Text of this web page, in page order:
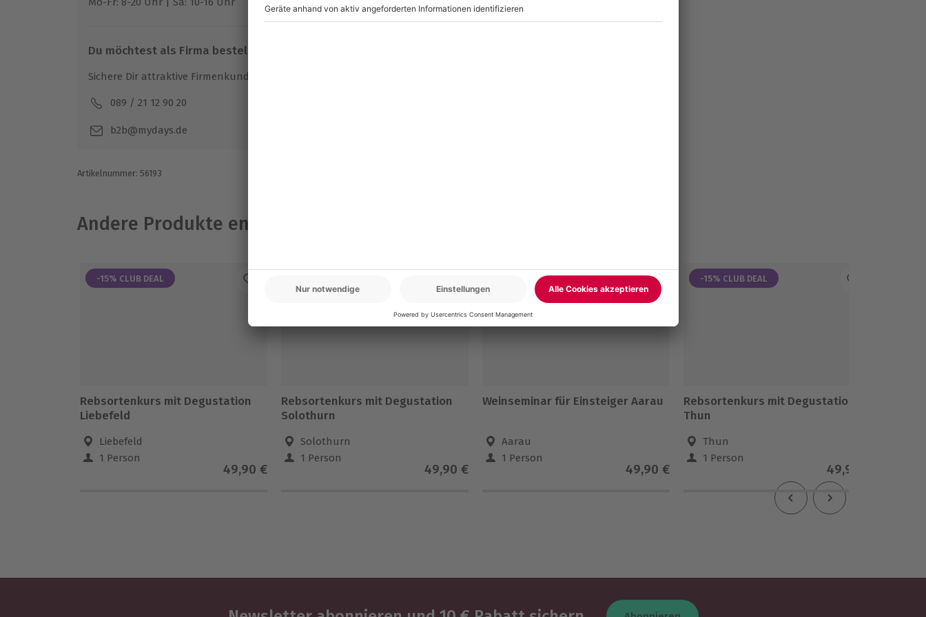
Du möchtest als Firma bestellen?
Sichere Dir attraktive Firmenkunden Vorteile.
089 / 21 12 90 20
b2b@mydays.de
Artikelnummer: 56193
Andere Produkte entdecken
-15% CLUB DEAL
Rebsortenkurs mit Degustation
Liebefeld
Liebefeld
1 Person
49,90 €
Rebsortenkurs mit Degustation
Solothurn
Solothurn
1 Person
49,90 €
-15% CLUB DEAL
Weinseminar für Einsteiger Aarau
Aarau
1 Person
49,90 €
-15% CLUB DEAL
Rebsortenkurs mit Degustation
Thun
Thun
1 Person
49,90 €